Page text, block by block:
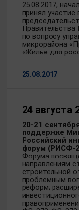
25.08.2017,
принял участие
Правительства
по вопросу
микрорайона
«Жилье для
25.08.2017
24 августа
20-21
поддержке
Российский
форум (РИСФ-
Форума
направлениям
строительной
проблемным
реформ;